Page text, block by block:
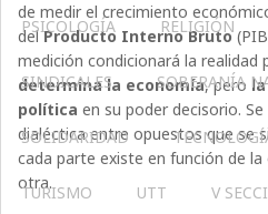
PSICOLOGÍA RELIGIÓN
SINDICALES SOBERANÍA
SOLIDARIDAD
TURISMO UTT V
de medir el crecimiento
delProducto Interno Bruto
medición condicionará la realidad
determina la economía, pero
política en su poder decisorio.
dialéctica entre opuestos que se
cada parte existe en función de
otra.